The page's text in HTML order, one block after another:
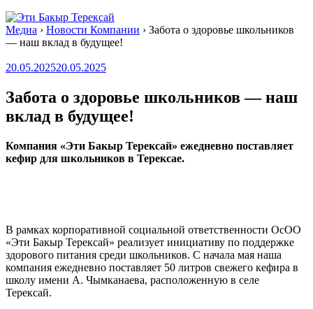
Медиа › Новости Компании › Забота о здоровье школьников
— наш вклад в будущее!
20.05.202520.05.2025
Забота о здоровье школьников — наш
вклад в будущее!
Компания «Эти Бакыр Терексай» ежедневно поставляет
кефир для школьников в Терексае.
В рамках корпоративной социальной ответственности ОсОО
«Эти Бакыр Терексай» реализует инициативу по поддержке
здорового питания среди школьников. С начала мая наша
компания ежедневно поставляет 50 литров свежего кефира в
школу имени А. Чымканаева, расположенную в селе
Терексай.